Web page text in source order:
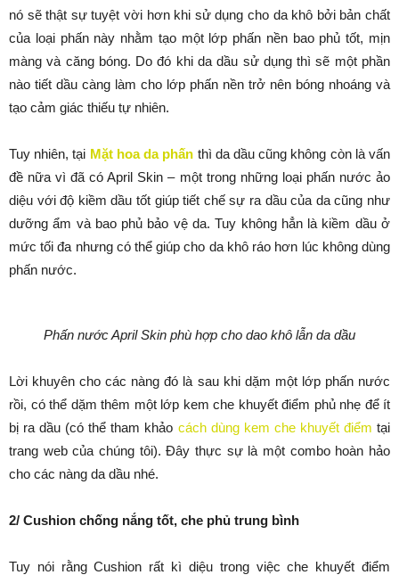
nó sẽ thật sự tuyệt vời hơn khi sử dụng cho da khô bởi bản chất
của loại phấn này nhằm tạo một lớp phấn nền bao phủ tốt, mịn
màng và căng bóng. Do đó khi da dầu sử dụng thì sẽ một phần
nào tiết dầu càng làm cho lớp phấn nền trở nên bóng nhoáng và
tạo cảm giác thiếu tự nhiên.
Tuy nhiên, tại Mặt hoa da phấn thì da dầu cũng không còn là vấn
đề nữa vì đã có April Skin – một trong những loại phấn nước ảo
diệu với độ kiềm dầu tốt giúp tiết chế sự ra dầu của da cũng như
dưỡng ẩm và bao phủ bảo vệ da. Tuy không hẳn là kiềm dầu ở
mức tối đa nhưng có thể giúp cho da khô ráo hơn lúc không dùng
phấn nước.
Phấn nước April Skin phù hợp cho dao khô lẫn da dầu
Lời khuyên cho các nàng đó là sau khi dặm một lớp phấn nước
rồi, có thể dặm thêm một lớp kem che khuyết điểm phủ nhẹ để ít
bị ra dầu (có thể tham khảo cách dùng kem che khuyết điểm tại
trang web của chúng tôi). Đây thực sự là một combo hoàn hảo
cho các nàng da dầu nhé.
2/ Cushion chống nắng tốt, che phủ trung bình
Tuy nói rằng Cushion rất kì diệu trong việc che khuyết điểm